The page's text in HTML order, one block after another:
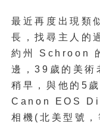
最近再度出現類
長，找尋主人的
約州 Schroon
邊，39歲的美
稍早，與他的5
Canon EOS
相機(北美型號